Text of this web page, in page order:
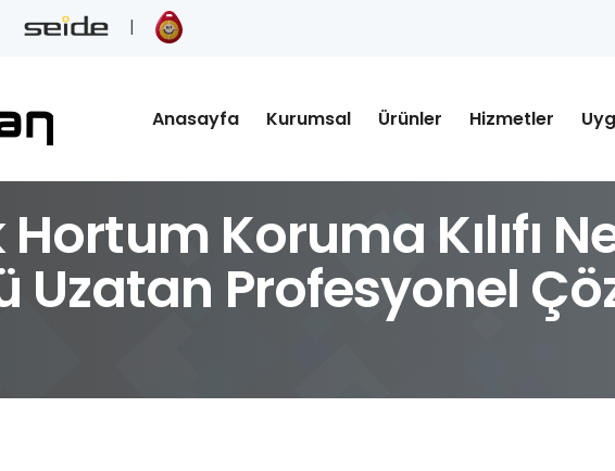
Anasayfa Kurumsal Ürünler Hizmetler
Koruma Kılıfı
Uzatan Profesyonel